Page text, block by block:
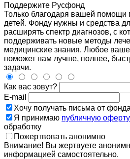
Поддержите Русфонд
Только благодаря вашей помощи
детей. Фонду нужны и средства
расширять спектр диагнозов, с
поддерживать новые методы
медицинские знания. Любое
поможет нам лучше, полнее,
задачи.
Как вас зовут?
E-mail
Хочу получать письма от фонда
Я принимаю публичную оферту
обработку
Пожертвовать анонимно
Внимание! Вы жертвуете
информацией самостоятельно.